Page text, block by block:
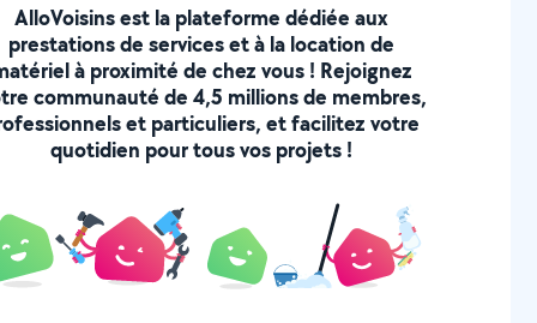
AlloVoisins est la plateforme dédiée aux
prestations de services et à la location de
à proximité de chez vous ! Rejoignez
communauté de 4,5 millions de membres,
et particuliers, et facilitez votre
quotidien pour tous vos projets !